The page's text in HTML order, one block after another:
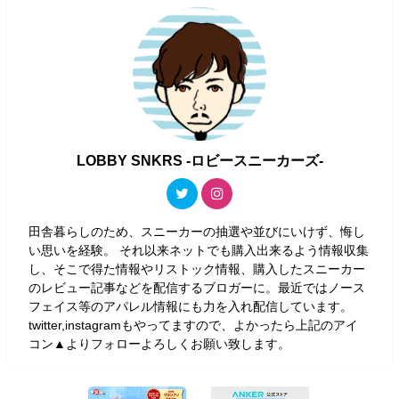
LOBBY SNKRS -ロビースニーカーズ-
田舎暮らしのため、スニーカーの抽選や並びにいけず、悔し
い思いを経験。 それ以来ネットでも購入出来るよう情報収集
し、そこで得た情報やリストック情報、購入したスニーカー
のレビュー記事などを配信するブロガーに。最近ではノース
フェイス等のアパレル情報にも力を入れ配信しています。
twitter,instagramもやってますので、よかったら上記のアイ
コン▲よりフォローよろしくお願い致します。